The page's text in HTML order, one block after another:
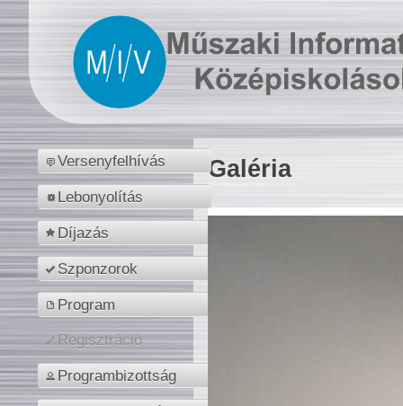
Versenyfelhívás
Lebonyolítás
Díjazás
Szponzorok
Program
Regisztráció
Programbizottság
Galéria